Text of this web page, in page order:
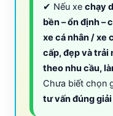
✔ Nếu xe chạy
bền – ổn định –
xe cá nhân / xe
cấp, đẹp và trải
theo nhu cầu,
Chưa biết chọn
tư vấn đúng